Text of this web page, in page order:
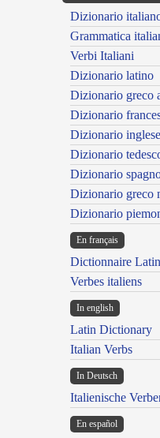
Dizionario
Grammatica
Verbi Italiani
Dizionario latino
Dizionario greco
Dizionario
Dizionario inglese
Dizionario
Dizionario
Dizionario greco
Dizionario
En français
Dictionnaire Latin
Verbes italiens
In english
Latin Dictionary
Italian Verbs
In Deutsch
Italienische
En español